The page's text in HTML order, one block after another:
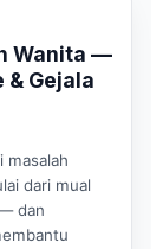
Wanita —
& Gejala
masalah
dari mual
dan